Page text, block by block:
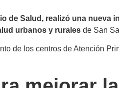
de Salud, realizó una nueva
urbanos y rurales de San
de los centros de Atención